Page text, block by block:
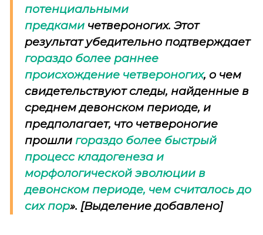
потенциальными
предками четвероногих. Этот
результат убедительно подтверждает
гораздо более раннее
происхождение четвероногих, о чем
свидетельствуют следы, найденные в
среднем девонском периоде, и
предполагает, что четвероногие
прошли гораздо более быстрый
процесс кладогенеза и
морфологической эволюции в
девонском периоде, чем считалось до
сих пор». [Выделение добавлено]